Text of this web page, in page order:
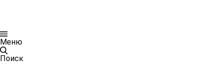
Меню
Поиск